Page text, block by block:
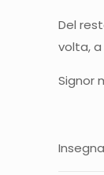
Del
volta,
Signor